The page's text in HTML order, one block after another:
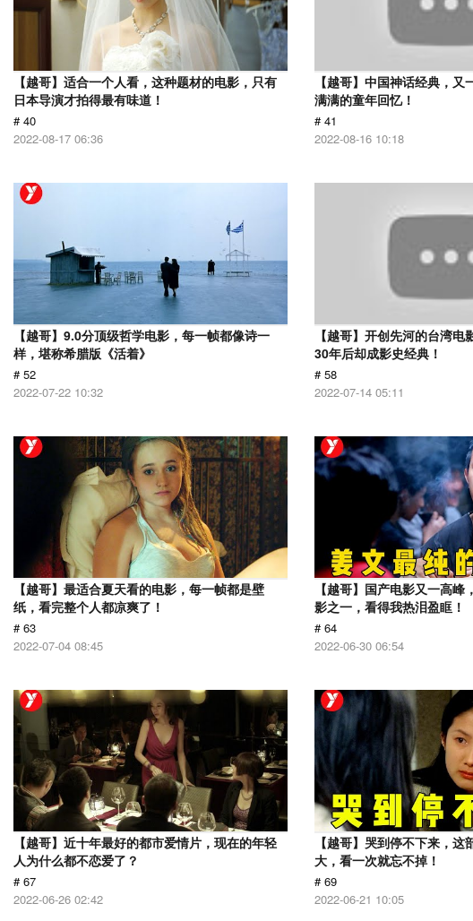
【越哥】适合一个人看，这种题材的电影，只有
日本导演才拍得最有味道！
# 40
2022-08-17 06:36
【越哥】中国神话经典，又
满满的童年回忆！
# 41
2022-08-16 10:18
【越哥】9.0分顶级哲学电影，每一帧都像诗一
样，堪称希腊版《活着》
# 52
2022-07-22 10:32
【越哥】开创先河的台湾电
30年后却成影史经典！
# 58
2022-07-14 05:11
【越哥】最适合夏天看的电影，每一帧都是壁
纸，看完整个人都凉爽了！
# 63
2022-07-04 08:45
【越哥】国产电影又一高
影之一，看得我热泪盈眶！
# 64
2022-06-30 06:54
【越哥】近十年最好的都市爱情片，现在的年轻
人为什么都不恋爱了？
# 67
2022-06-26 02:42
【越哥】哭到停不下来，这
大，看一次就忘不掉！
# 69
2022-06-21 10:05